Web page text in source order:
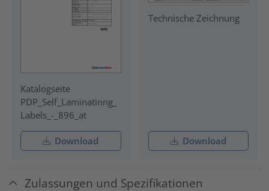
Katalogseite
PDP_Self_Laminatinng_
Labels_-_896_at
Download
Technische Zeichnung
Download
Zulassungen und Spezifikationen